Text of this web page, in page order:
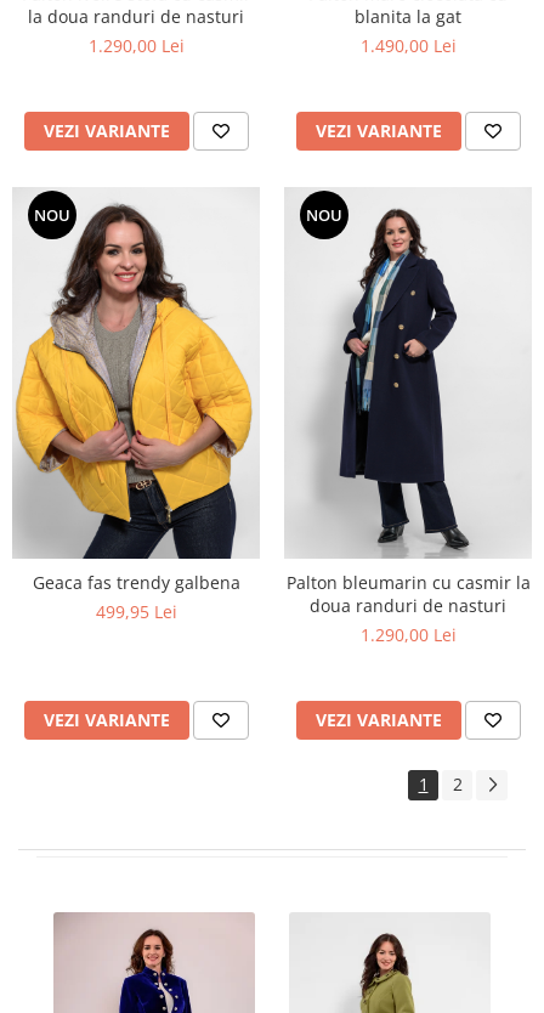
la doua randuri de nasturi
1.290,00 Lei
VEZI VARIANTE
blanita la gat
1.490,00 Lei
VEZI VARIANTE
NOU
Geaca fas trendy galbena
499,95 Lei
VEZI VARIANTE
NOU
Palton bleumarin cu casmir la
doua randuri de nasturi
1.290,00 Lei
VEZI VARIANTE
1 2